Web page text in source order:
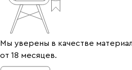
Мы уверены в качестве
от 18 месяцев.